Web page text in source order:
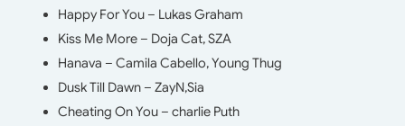
Happy For You – Lukas Graham
Kiss Me More – Doja Cat, SZA
Hanava – Camila Cabello, Young Thug
Dusk Till Dawn – ZayN,Sia
Cheating On You – charlie Puth